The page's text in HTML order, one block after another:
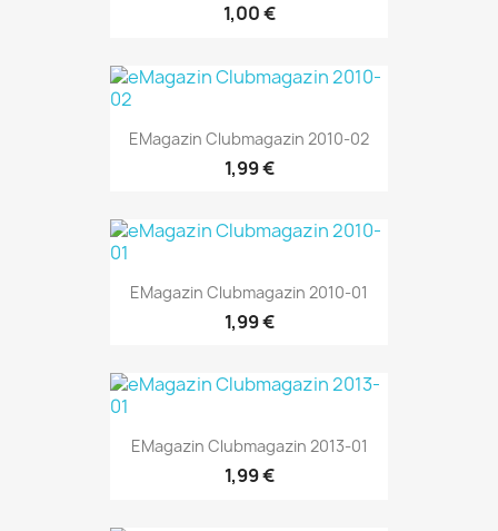
1,00 €
EMagazin Clubmagazin 2010-02
1,99 €
EMagazin Clubmagazin 2010-01
1,99 €
EMagazin Clubmagazin 2013-01
1,99 €